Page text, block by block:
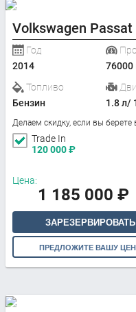
Volkswagen Passat
Год
2014
76000
Топливо
Бензин
1.8 л/
Делаем скидку, если вы берете
Trade In
120 000₽
Цена:
1 185 000 ₽
ЗАРЕЗЕРВИРОВАТЬ
ПРЕДЛОЖИТЕ ВАШУ